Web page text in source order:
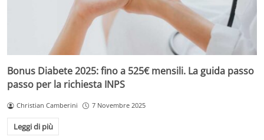
Bonus Diabete 2025: fino a 525€ mensili. La guida passo
passo per la richiesta INPS
Christian Camberini 7 Novembre 2025
Leggi di più